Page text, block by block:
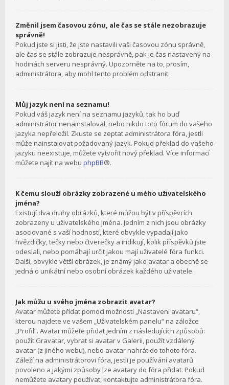
Změnil jsem časovou zónu, ale čas se stále nezobrazuje
správně!
Pokud jste si jisti, že jste nastavili vaši časovou zónu správně,
ale čas se stále zobrazuje nesprávně, pak je čas nastavený na
hodinách serveru nesprávný. Upozorněte na to, prosím,
administrátora, aby mohl tento problém odstranit.
Můj jazyk není na seznamu!
Pokud váš jazyk není na seznamu jazyků, tak ho buď
administrátor nenainstaloval, nebo nikdo toto fórum do vašeho
jazyka nepřeložil. Zkuste se zeptat administrátora fóra, jestli
může nainstalovat požadovaný jazyk. Pokud překlad do vašeho
jazyku neexistuje, můžete vytvořit nový překlad. Více informací
můžete najít na webu phpBB®.
K čemu slouží obrázky zobrazené u mého uživatelského
jména?
Existují dva druhy obrázků, které můžou být v příspěvcích
zobrazeny u uživatelského jména. Jedním z nich jsou obrázky
asociované s vaší hodností, které obvykle vypadají jako
hvězdičky, tečky nebo čtverečky a indikují, kolik příspěvků jste
odeslali, nebo pomáhají určit jakou mají uživatelé fóra funkci.
Další, obvykle větší obrázek, je známý jako avatar a obecně se
jedná o unikátní nebo osobní obrázek každého uživatele.
Jak můžu u svého jména zobrazit avatar?
Avatar můžete přidat pomocí možnosti „Nastavení avataru“,
kterou najdete ve vašem „Uživatelském panelu“ na záložce
„Profil“. Avatar můžete přidat jedním z následujících způsobů:
použít Gravatar, vybrat si avatar v Galerii, použít vzdálený
avatar (z jiného webu), nebo avatar nahrát do tohoto fóra.
Záleží na administrátorovi fóra, jestli je používání avatarů
povoleno a jakými způsoby lze avatary do fóra přidat. Pokud
nemůžete avatary používat, kontaktujte administrátora fóra.